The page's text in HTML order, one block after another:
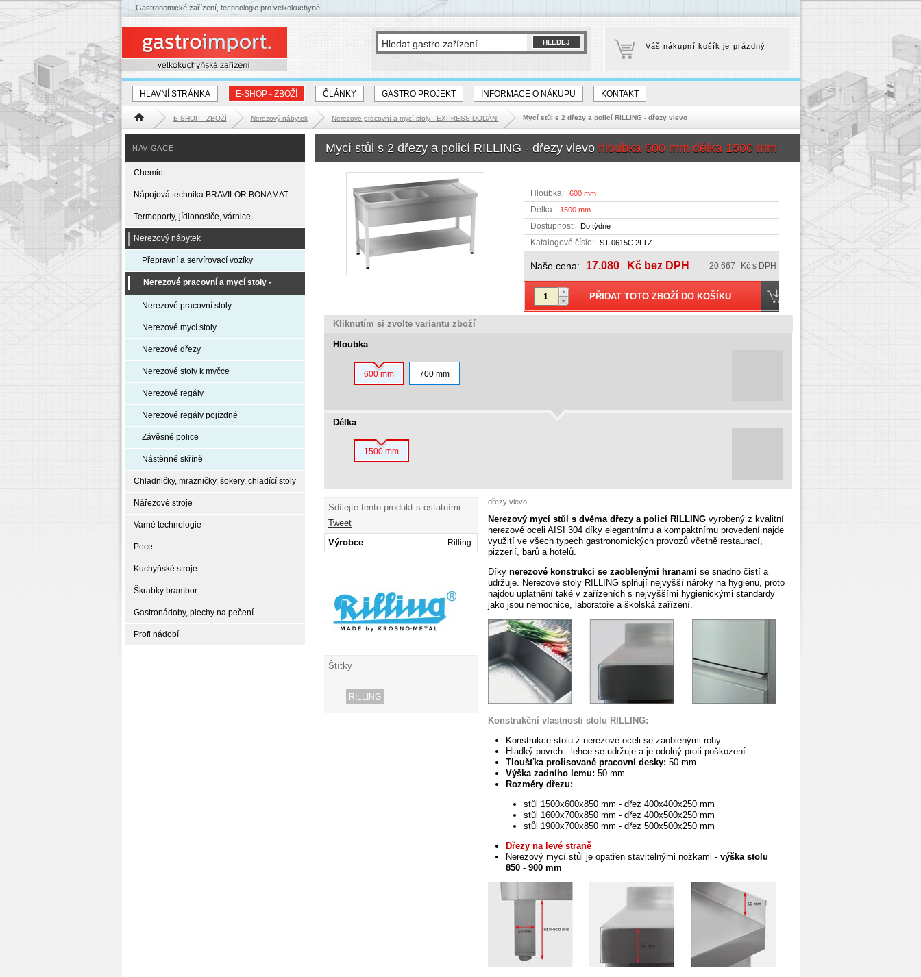
HLAVNÍ STRÁNKA E-SHOP - ZBOŽÍ ČLÁNKY GASTRO PROJEKT INFORMACE O NÁKUPU KONTAKT
Hlavní stránka E-SHOP - ZBOŽÍ Nerezový nábytek Nerezové pracovní a mycí stoly - EXPRESS DODÁNÍ Mycí stůl s 2 dřezy a policí RILLING - dřezy vlevo
Mycí stůl s 2 dřezy a policí RILLING - dřezy vlevo hloubka 600 mm délka 1500 mm
Hloubka: 600 mm
Délka: 1500 mm
Dostupnost: Do týdne
Katalogové číslo: ST 0615C 2LTZ
Naše cena: 17.080 Kč bez DPH 20.667 Kč s DPH
Kliknutím si zvolte variantu zboží
Hloubka
600 mm 700 mm
Délka
1500 mm
Sdílejte tento produkt s ostatními
Tweet
Výrobce
Rilling
Štítky
RILLING
dřezy vlevo
Nerezový mycí stůl s dvěma dřezy a policí RILLING vyrobený z kvalitní
nerezové oceli AISI 304 díky elegantnímu a kompaktnímu provedení najde
využití ve všech typech gastronomických provozůvčetně restaurací,
pizzerií, barů a hotelů.
Díky nerezové konstrukci se zaoblenými hranami se snadno čistí a
udržuje. Nerezové stoly RILLING splňují nejvyšší nároky nahygienu, proto
najdou uplatnění také v zařízeních s nejvyššími hygienickými standardy
jako jsounemocnice, laboratoře a školská zařízení.
Konstrukční vlastnosti stolu RILLING:
Konstrukce stolu z nerezovéoceli se zaoblenými rohy
Hladký povrch - lehce se udržuje a je odolný proti poškození
Tloušťka prolisované pracovní desky: 50 mm
Výška zadního lemu: 50 mm
Rozměry dřezu:
stůl 1500x600x850mm - dřez 400x400x250 mm
stůl 1600x700x850 mm - dřez 400x500x250 mm
stůl 1900x700x850 mm - dřez 500x500x250 mm
Dřezy na levé straně
Nerezový mycí stůl je opatřen stavitelnými nožkami - výška stolu
850 - 900 mm
NAVIGACE
Chemie
Nápojová technika BRAVILOR BONAMAT
Termoporty, jídlonosiče, várnice
Nerezový nábytek
Přepravní a servírovací vozíky
Nerezové pracovní a mycí stoly -
EXPRESS DODÁNÍ
Nerezové pracovní stoly
Nerezové mycí stoly
Nerezové dřezy
Nerezové stoly k myčce
Nerezové regály
Nerezové regály pojízdné
Závěsné police
Nástěnné skříně
Chladničky, mrazničky, šokery, chladící stoly
Nářezové stroje
Varné technologie
Pece
Kuchyňské stroje
Škrabky brambor
Gastronádoby, plechy na pečení
Profi nádobí
Gastronomické zařízení, technologie pro velkokuchyně
Váš nákupní košík je prázdný